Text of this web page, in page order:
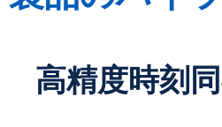
高精度時刻